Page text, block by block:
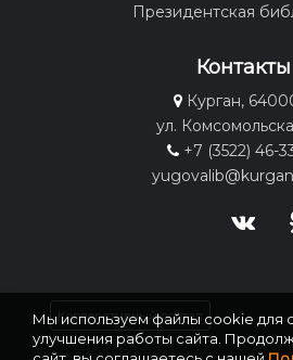
Президентская
Контакты
Курган,
ул.
+7 (3522) 46-
Корпоративный портал
Мы используем файлы cookie для
улучшения работы сайта.